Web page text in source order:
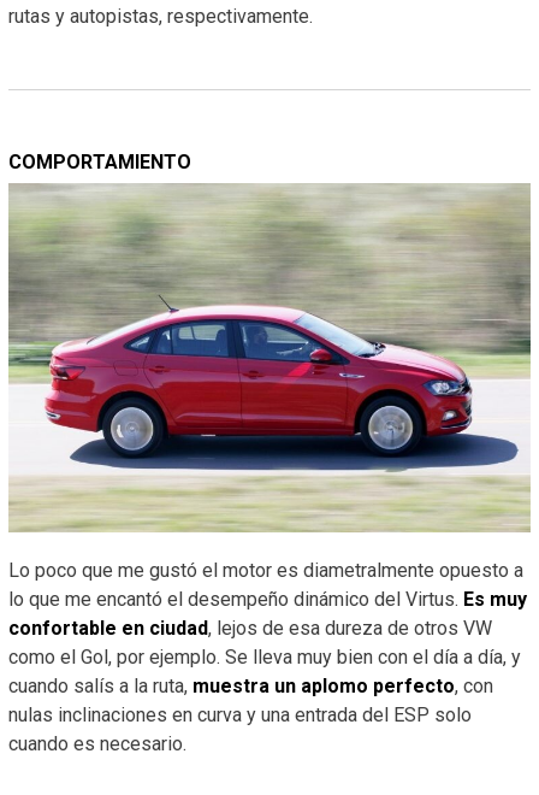
rutas y autopistas, respectivamente.
COMPORTAMIENTO
Lo poco que me gustó el motor es diametralmente opuesto a
lo que me encantó el desempeño dinámico del Virtus. Es muy
confortable en ciudad, lejos de esa dureza de otros VW
como el Gol, por ejemplo. Se lleva muy bien con el día a día, y
cuando salís a la ruta, muestra un aplomo perfecto, con
nulas inclinaciones en curva y una entrada del ESP solo
cuando es necesario.